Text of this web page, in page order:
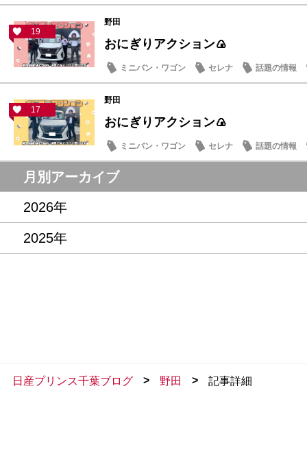
19
野田
おにぎりアクション🍙
ミニバン・ワゴン セレナ 話題の情報
17
野田
おにぎりアクション🍙
ミニバン・ワゴン セレナ 話題の情報
月別アーカイブ
2026年
2025年
日産プリンス千葉ブログ > 野田 > 記事詳細